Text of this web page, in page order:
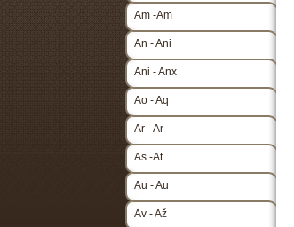
Am -Am
An - Ani
Ani - Anx
Ao - Aq
Ar - Ar
As -At
Au - Au
Av - Až